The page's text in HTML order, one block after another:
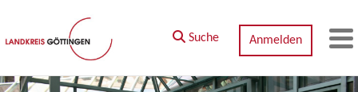
Zum Hauptinhalt springen
Suche Anmelden